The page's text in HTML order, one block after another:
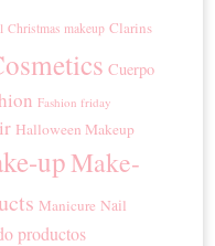
Christmas makeup Clarins
Cuerpo
Fashion friday
Halloween Makeup
upMake-
Manicure Nail
productos